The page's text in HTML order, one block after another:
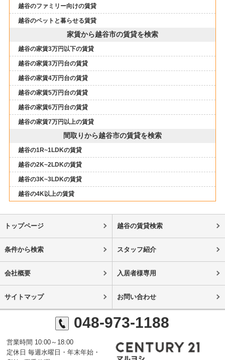
越谷のファミリー向けの賃貸
越谷のペットと暮らせる賃貸
家賃から越谷市の賃貸を検索
越谷の家賃3万円以下の賃貸
越谷の家賃3万円台の賃貸
越谷の家賃4万円台の賃貸
越谷の家賃5万円台の賃貸
越谷の家賃6万円台の賃貸
越谷の家賃7万円以上の賃貸
間取りから越谷市の賃貸を検索
越谷の1R~1LDKの賃貸
越谷の2K~2LDKの賃貸
越谷の3K~3LDKの賃貸
越谷の4K以上の賃貸
トップページ 越谷の賃貸検索
条件から検索 スタッフ紹介
会社概要 入居者様専用
サイトマップ お問い合わせ
048-973-1188
営業時間 10:00～18:00
定休日 毎週水曜日・年末年始・